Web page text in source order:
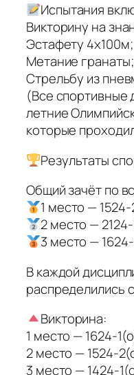
Испытания
Викторину на
Эстафету 4х100м;
Метание гранаты;
Стрельбу из
(Все спортивные
летние
которые
Результаты
Общий зачёт по
1 место —
2 место —
3 место —
В каждой
распределились
Викторина:
1 место — 1624-
2 место — 1524-
3 место — 1424-